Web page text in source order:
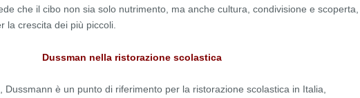
che il cibo non sia solo nutrimento, ma anche cultura, condivisione e scoperta,
la crescita dei più piccoli.
Dussman nella ristorazione scolastica
Dussmann è un punto di riferimento per la ristorazione scolastica in Italia,